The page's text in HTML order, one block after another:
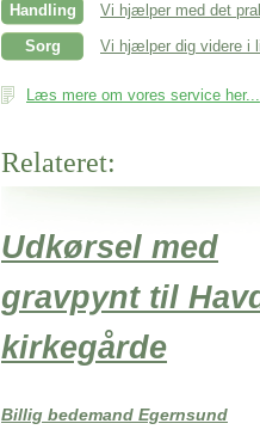
Handling
Vi hjælper med det
Sorg
Vi hjælper dig videre i
Læs mere om vores service her...
Relateret:
Udkørsel med
gravpynt til
kirkegårde
Billig bedemand Egernsund